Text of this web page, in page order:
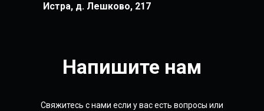
Истра, д. Лешково, 217
Напишите нам
Свяжитесь с нами если у вас есть вопросы или